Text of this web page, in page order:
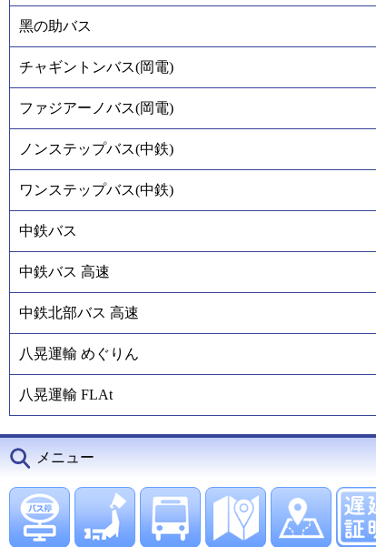
黑の助バス
チャギントンバス(岡電)
ファジアーノバス(岡電)
ノンステップバス(中鉄)
ワンステップバス(中鉄)
中鉄バス
中鉄バス 高速
中鉄北部バス 高速
八晃運輸 めぐりん
八晃運輸 FLAt
メニュー